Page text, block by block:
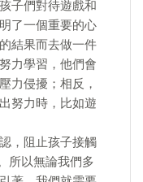
子們對待遊戲和
了一個重要的心
結果而去做一件
力學習，他們會
力侵擾；相反，
努力時，比如遊
，阻止孩子接觸
所以無論我們多